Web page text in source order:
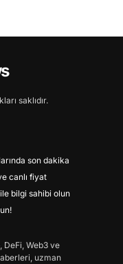
saklıdır.
son dakika
canlı fiyat
bilgi sahibi olun
DeFi, Web3 ve
uzman